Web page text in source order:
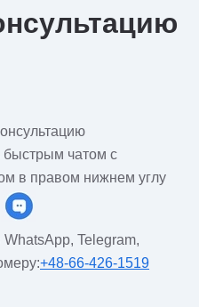
быстрым чатом с
в правом нижнем углу
Telegram,
+48-66-426-1519